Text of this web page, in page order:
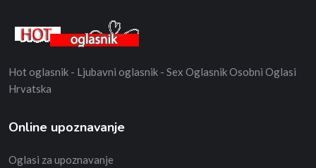
Hot oglasnik - Ljubavni oglasnik - Sex Oglasnik Osobni Oglasi
Hrvatska
Online upoznavanje
Oglasi za upoznavanje